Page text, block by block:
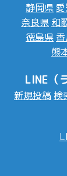
静岡県
奈良県 和
徳島県
熊
LINE（
新規投稿 検